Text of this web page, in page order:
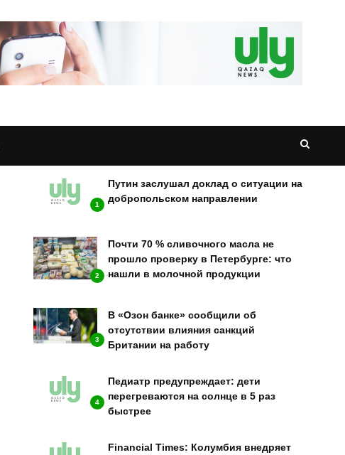
1
Путин заслушал доклад о ситуации на
добропольском направлении
2
Почти 70 % сливочного масла не
прошло проверку в Петербурге: что
нашли в молочной продукции
3
В «Озон банке» сообщили об
отсутствии влияния санкций
Британии на работу
4
Педиатр предупреждает: дети
перегреваются на солнце в 5 раз
быстрее
Financial Times: Колумбия внедряет